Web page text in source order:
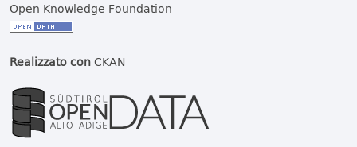
Open Knowledge Foundation
Realizzato conCKAN